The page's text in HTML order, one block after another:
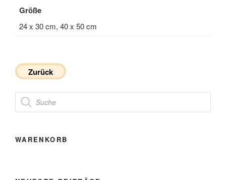
Größe
24 x 30 cm, 40 x 50 cm
Zurück
Products
search
WARENKORB